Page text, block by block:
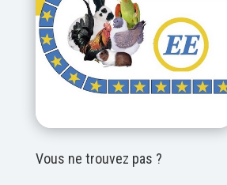
Vous ne trouvez pas ?